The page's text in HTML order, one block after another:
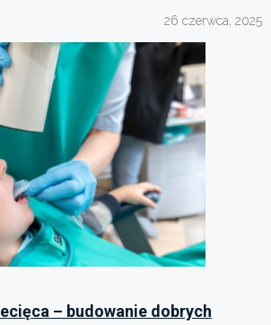
26 czerwca, 2025
– budowanie dobrych